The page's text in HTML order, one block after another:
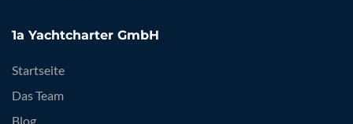
1a Yachtcharter GmbH
Startseite
Das Team
Blog